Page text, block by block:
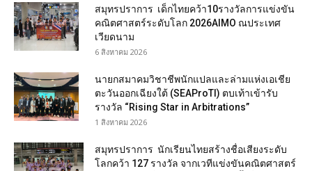
สมุทรปราการ เด็กไทยคว้า10รางวัลการแข่งขัน
คณิตศาสตร์ระดับโลก 2026AIMO ณประเทศ
เวียดนาม
6 สิงหาคม 2026
นายกสมาคมวิชาชีพนักแปลและล่ามแห่งเอเชีย
ตะวันออกเฉียงใต้ (SEAProTI) ตบเท้าเข้ารับ
รางวัล “Rising Star in Arbitrations”
1 สิงหาคม 2026
สมุทรปราการ นักเรียนไทยสร้างชื่อเสียงระดับ
โลกคว้า 127 รางวัล จากเวทีแข่งขันคณิตศาสตร์